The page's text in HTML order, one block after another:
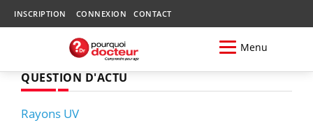
INSCRIPTION CONNEXION CONTACT
Menu
QUESTION D'ACTU
Rayons UV